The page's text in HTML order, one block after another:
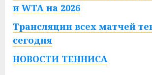
и WTA на 2026
Трансляции всех матчей
сегодня
НОВОСТИ ТЕННИСА